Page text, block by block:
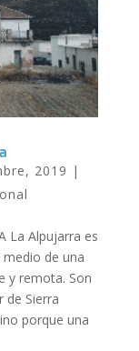
2019 |
La Alpujarra es
de una
y remota. Son
de Sierra
porque una